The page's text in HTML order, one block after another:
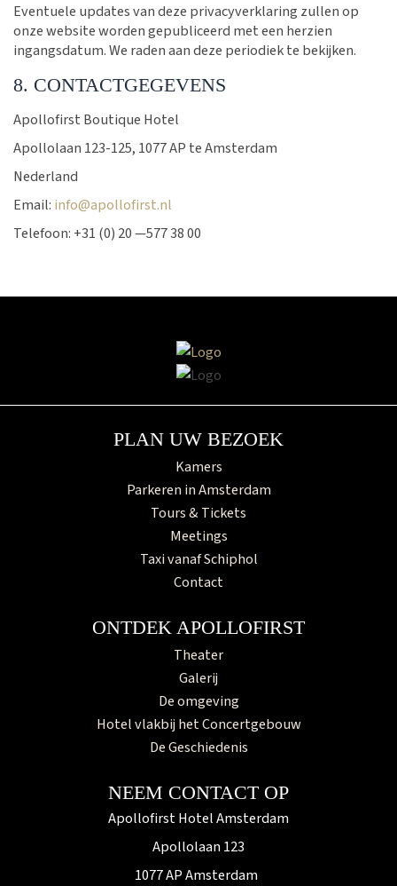
Eventuele updates van deze privacyverklaring zullen op
onze website worden gepubliceerd met een herzien
ingangsdatum. We raden aan deze periodiek te bekijken.
8. CONTACTGEGEVENS
Apollofirst Boutique Hotel
Apollolaan 123-125, 1077 AP te Amsterdam
Nederland
Email: info@apollofirst.nl
Telefoon: +31 (0) 20 —577 38 00
PLAN UW BEZOEK
Kamers
Parkeren in Amsterdam
Tours & Tickets
Meetings
Taxi vanaf Schiphol
Contact
ONTDEK APOLLOFIRST
Theater
Galerij
De omgeving
Hotel vlakbij het Concertgebouw
De Geschiedenis
NEEM CONTACT OP
Apollofirst Hotel Amsterdam
Apollolaan 123
1077 AP Amsterdam